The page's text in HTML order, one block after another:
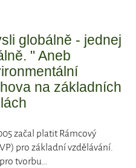
globálně - jednej
" Aneb
na základních
začal platit Rámcový
pro základní vzdělávání.
tvorbu…